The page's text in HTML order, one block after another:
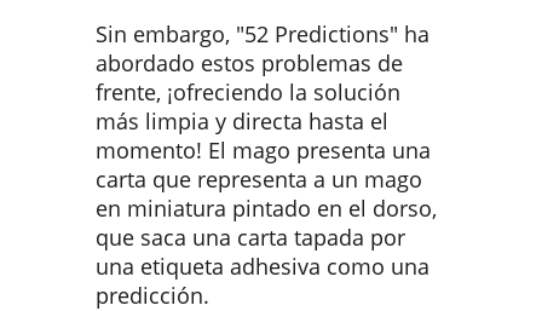
Sin embargo, "52 Predictions" ha
abordado estos problemas de
frente, ¡ofreciendo la solución
más limpia y directa hasta el
momento! El mago presenta una
carta que representa a un mago
en miniatura pintado en el dorso,
que saca una carta tapada por
una etiqueta adhesiva como una
predicción.